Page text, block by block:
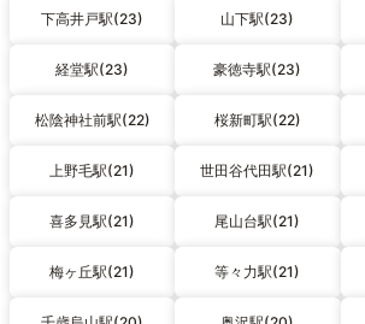
下高井戸駅(23) 山下駅(23)
経堂駅(23) 豪徳寺駅(23)
松陰神社前駅(22) 桜新町駅(22)
上野毛駅(21) 世田谷代田駅(21)
喜多見駅(21) 尾山台駅(21)
梅ヶ丘駅(21) 等々力駅(21)